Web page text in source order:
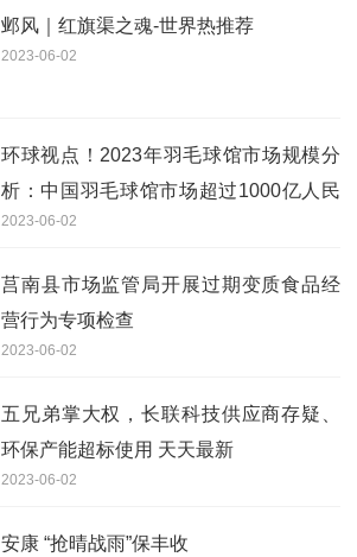
邺风｜红旗渠之魂-世界热推荐
2023-06-02
环球视点！2023年羽毛球馆市场规模分
析：中国羽毛球馆市场超过1000亿人民
币
2023-06-02
莒南县市场监管局开展过期变质食品经
营行为专项检查
2023-06-02
五兄弟掌大权，长联科技供应商存疑、
环保产能超标使用 天天最新
2023-06-02
安康 “抢晴战雨”保丰收